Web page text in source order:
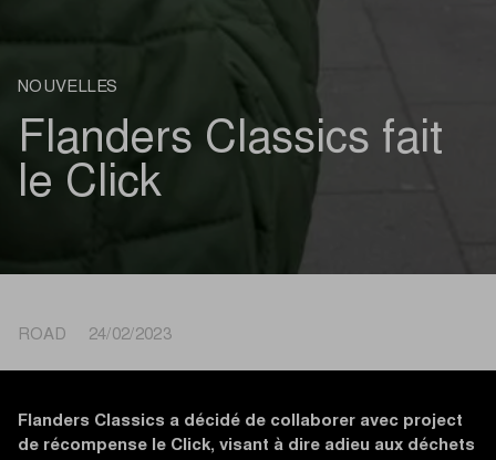
NOUVELLES
Flanders Classics fait
le Click
ROAD 24/02/2023
Flanders Classics a décidé de collaborer avec project
de récompense le Click, visant à dire adieu aux déchets